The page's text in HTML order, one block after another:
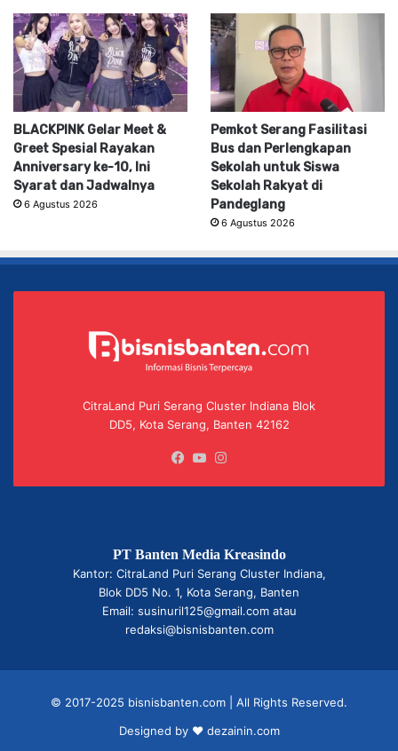
BLACKPINK Gelar Meet &
Greet Spesial Rayakan
Anniversary ke-10, Ini
Syarat dan Jadwalnya
6 Agustus 2026
Pemkot Serang Fasilitasi
Bus dan Perlengkapan
Sekolah untuk Siswa
Sekolah Rakyat di
Pandeglang
6 Agustus 2026
CitraLand Puri Serang Cluster Indiana Blok
DD5, Kota Serang, Banten 42162
Facebook
YouTube
PT Banten Media Kreasindo
Kantor: CitraLand Puri Serang Cluster Indiana,
Blok DD5 No. 1, Kota Serang, Banten
Email: susinuril125@gmail.com atau
redaksi@bisnisbanten.com
© 2017-2025 bisnisbanten.com | All Rights Reserved.
Designed by ❤ dezainin.com